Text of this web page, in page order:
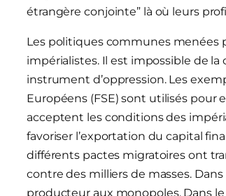
étrangère conjointe” là où leurs
Les politiques communes menées
impérialistes. Il est impossible de
instrument d’oppression. Les
Européens (FSE) sont utilisés pour
acceptent les conditions des
favoriser l’exportation du capital
différents pactes migratoires ont
contre des milliers de masses.
producteur aux monopoles. Dans